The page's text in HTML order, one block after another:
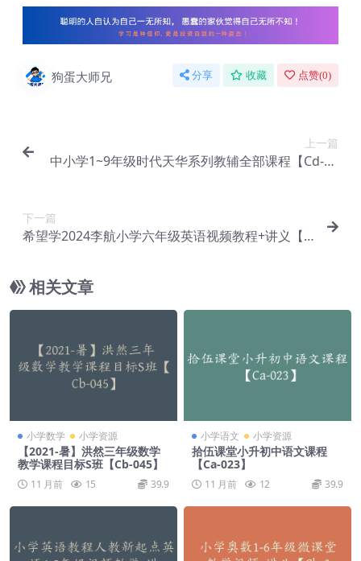
狗蛋大师兄 分享 收藏 点赞(0)
上一篇
中小学1~9年级时代天华系列教辅全部课程【Cd-00
下一篇
希望学2024李航小学六年级英语视频教程+讲义【E
相关文章
小学数学 小学资源
【2021-暑】洪然三年级数学
教学课程目标S班【Cb-045】
11 月前 15 39.9
小学语文 小学资源
拾伍课堂小升初中语文课程
【Ca-023】
11 月前 12 39.9